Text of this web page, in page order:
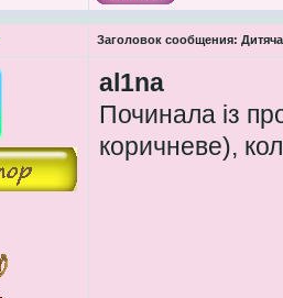
Заголовок сообщения:
al1na
Починала із
коричневе),